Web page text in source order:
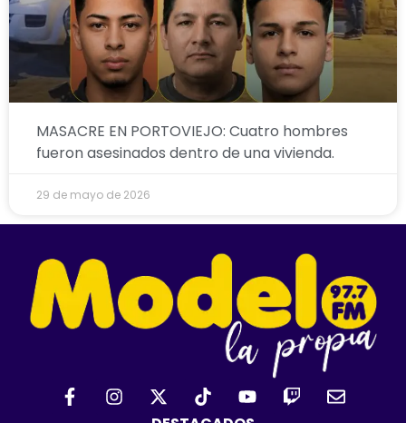
MASACRE EN PORTOVIEJO: Cuatro hombres
fueron asesinados dentro de una vivienda.
29 de mayo de 2026
F
a
I
n
X
-
T
i
Y
o
T
w
E
n